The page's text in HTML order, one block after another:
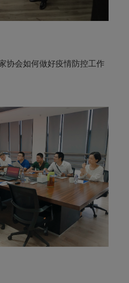
协会如何做好疫情防控工作